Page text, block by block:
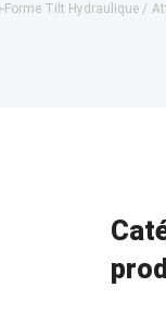
Forme Tilt Hydraulique